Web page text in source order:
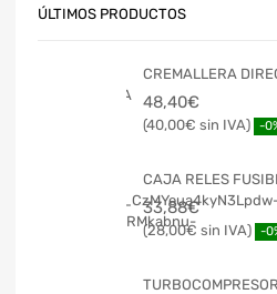
ÚLTIMOS PRODUCTOS
CREMALLERA
48,40€
40,00€ -
CAJA RELES
33,88€
28,00€ -